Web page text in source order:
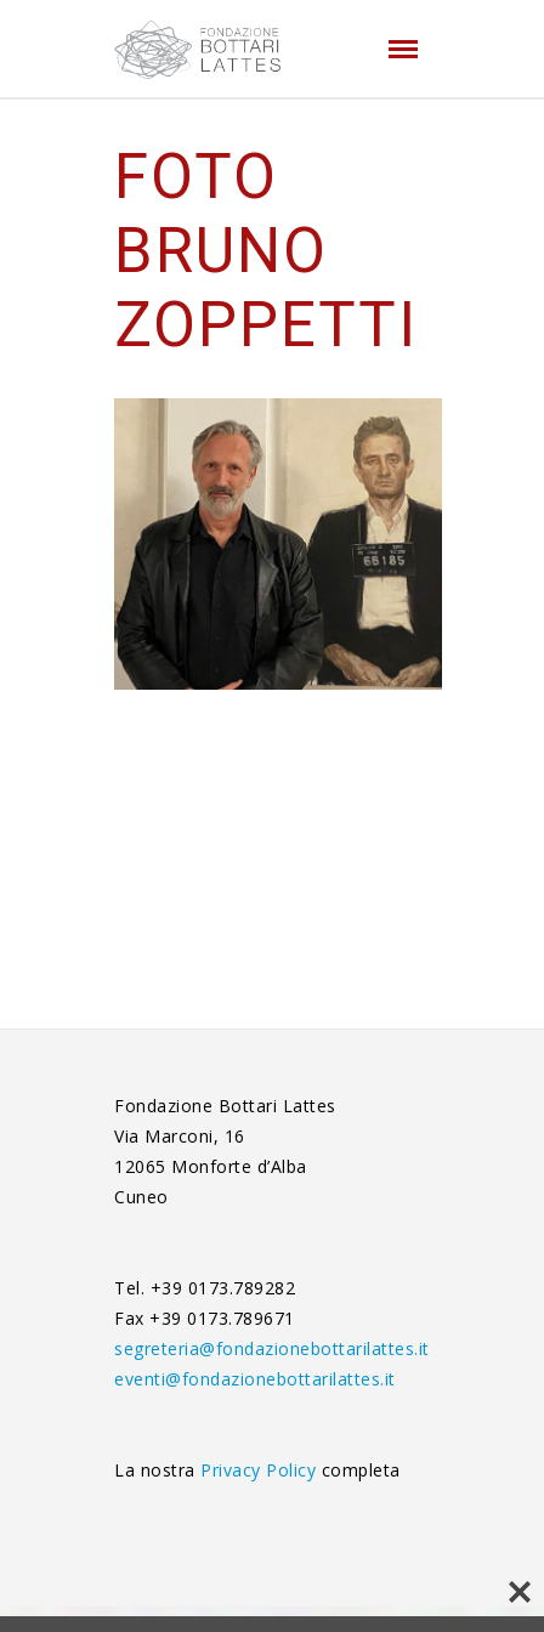
FOTO
BRUNO
ZOPPETTI
Fondazione Bottari Lattes
Via Marconi, 16
12065 Monforte d’Alba
Cuneo
Tel. +39 0173.789282
Fax +39 0173.789671
segreteria@fondazionebottarilattes.it
eventi@fondazionebottarilattes.it
La nostra Privacy Policy completa